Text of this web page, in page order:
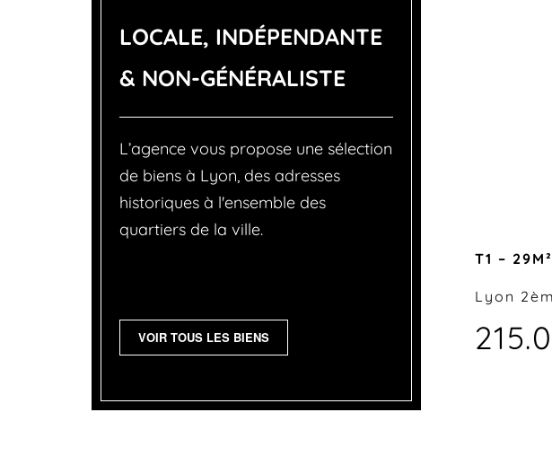
LOCALE, INDÉPENDANTE
& NON-GÉNÉRALISTE
L’agence vous propose une sélection
de biens à Lyon, des adresses
historiques à l'ensemble des
quartiers de la ville.
VOIR TOUS LES BIENS
T1 – 29M²
Lyon